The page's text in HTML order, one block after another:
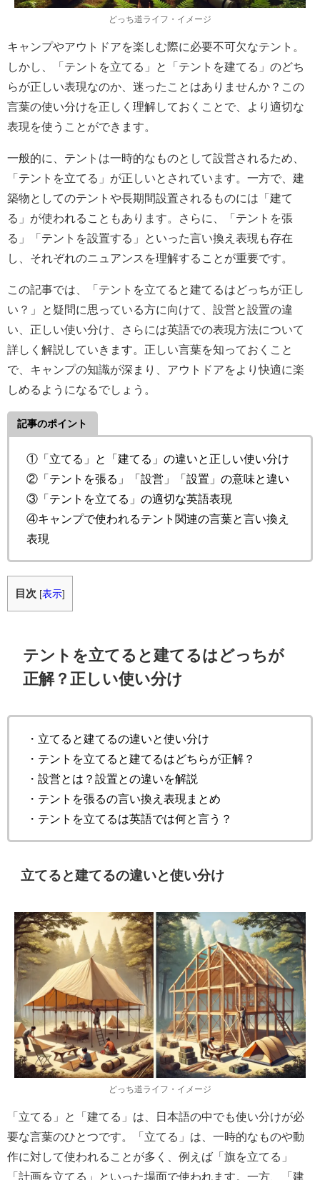
どっち道ライフ・イメージ
キャンプやアウトドアを楽しむ際に必要不可欠なテント。
しかし、「テントを立てる」と「テントを建てる」のどち
らが正しい表現なのか、迷ったことはありませんか？この
言葉の使い分けを正しく理解しておくことで、より適切な
表現を使うことができます。
一般的に、テントは一時的なものとして設営されるため、
「テントを立てる」が正しいとされています。一方で、建
築物としてのテントや長期間設置されるものには「建て
る」が使われることもあります。さらに、「テントを張
る」「テントを設置する」といった言い換え表現も存在
し、それぞれのニュアンスを理解することが重要です。
この記事では、「テントを立てると建てるはどっちが正し
い？」と疑問に思っている方に向けて、設営と設置の違
い、正しい使い分け、さらには英語での表現方法について
詳しく解説していきます。正しい言葉を知っておくこと
で、キャンプの知識が深まり、アウトドアをより快適に楽
しめるようになるでしょう。
記事のポイント
①「立てる」と「建てる」の違いと正しい使い分け
②「テントを張る」「設営」「設置」の意味と違い
③「テントを立てる」の適切な英語表現
④キャンプで使われるテント関連の言葉と言い換え
表現
目次 [表示]
テントを立てると建てるはどっちが
正解？正しい使い分け
・立てると建てるの違いと使い分け
・テントを立てると建てるはどちらが正解？
・設営とは？設置との違いを解説
・テントを張るの言い換え表現まとめ
・テントを立てるは英語では何と言う？
立てると建てるの違いと使い分け
どっち道ライフ・イメージ
「立てる」と「建てる」は、日本語の中でも使い分けが必
要な言葉のひとつです。「立てる」は、一時的なものや動
作に対して使われることが多く、例えば「旗を立てる」
「計画を立てる」といった場面で使われます。一方、「建